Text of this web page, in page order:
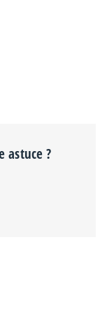
astuce ?